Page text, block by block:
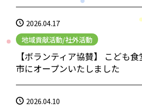
2026.04.17
地域貢献活動/社外活動
【ボランティア協賛】 こども
市にオープンいたしました
2026.04.10